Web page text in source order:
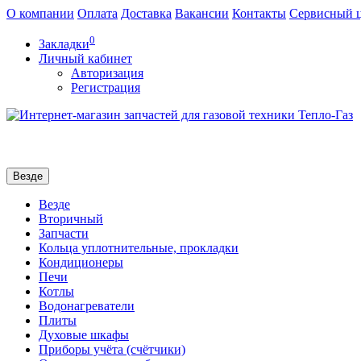
О компании Оплата Доставка Вакансии Контакты Сервисный
Закладки0
Личный кабинет
Авторизация
Регистрация
Везде
Везде
Вторичный
Запчасти
Кольца уплотнительные, прокладки
Кондиционеры
Печи
Котлы
Водонагреватели
Плиты
Духовые шкафы
Приборы учёта (счётчики)